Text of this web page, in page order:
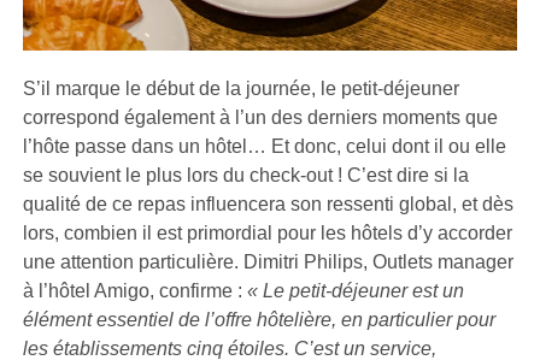
S’il marque le début de la journée, le petit-déjeuner
correspond également à l’un des derniers moments que
l’hôte passe dans un hôtel… Et donc, celui dont il ou elle
se souvient le plus lors du check-out ! C’est dire si la
qualité de ce repas influencera son ressenti global, et dès
lors, combien il est primordial pour les hôtels d’y accorder
une attention particulière. Dimitri Philips, Outlets manager
à l’hôtel Amigo, confirme : « Le petit-déjeuner est un
élément essentiel de l’offre hôtelière, en particulier pour
les établissements cinq étoiles. C’est un service,